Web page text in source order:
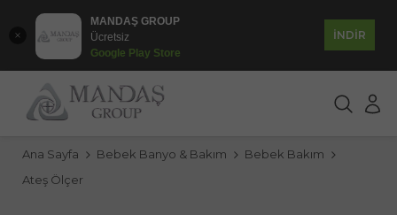
MANDAŞ GROUP
Ücretsiz
Google Play Store
İNDİR
Ana Sayfa Bebek Banyo & Bakım
Bebek Bakım
Ateş Ölçer